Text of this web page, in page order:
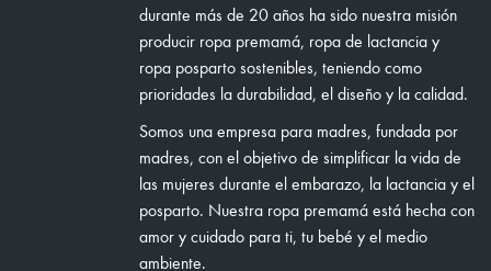
durante más de 20 años ha sido nuestra misión
producir ropa premamá, ropa de lactancia y
ropa posparto sostenibles, teniendo como
prioridades la durabilidad, el diseño y la calidad.
Somos una empresa para madres, fundada por
madres, con el objetivo de simplificar la vida de
las mujeres durante el embarazo, la lactancia y el
posparto. Nuestra ropa premamá está hecha con
amor y cuidado para ti, tu bebé y el medio
ambiente.